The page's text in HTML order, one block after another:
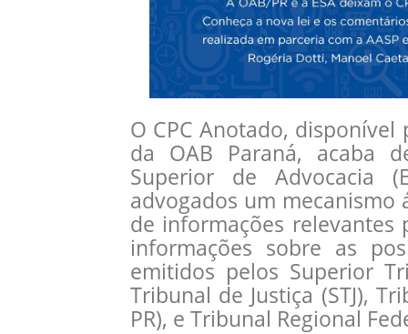
O CPC Anotado,
da OAB Paraná, acaba
Superior de Advocacia
advogados um
de informações relevantes
informações sobre as
emitidos pelos Superior
Tribunal de Justiça (STJ),
PR), e Tribunal Regional